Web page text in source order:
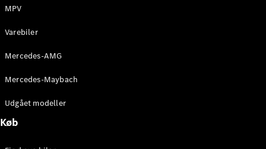
Grand Limousine
MPV
Varebiler
Mercedes-AMG
Mercedes-Maybach
Udgået modeller
Køb